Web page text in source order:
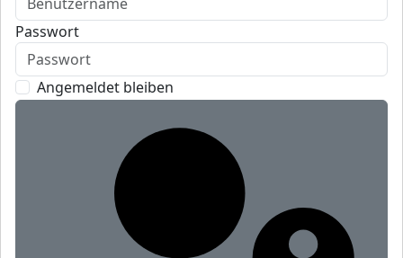
Passwort
Angemeldet bleiben